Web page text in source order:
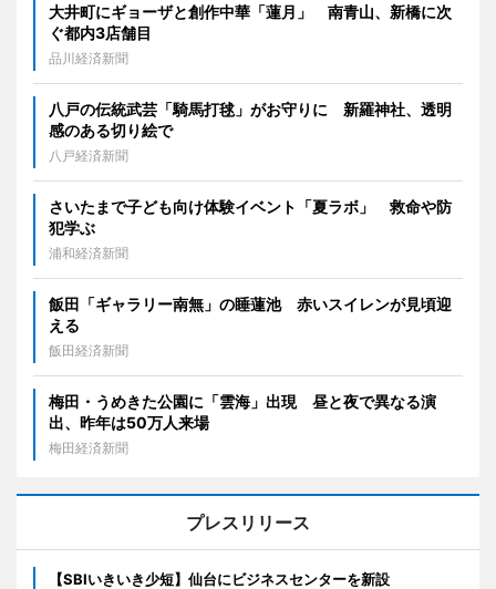
大井町にギョーザと創作中華「蓮月」 南青山、新橋に次
ぐ都内3店舗目
品川経済新聞
八戸の伝統武芸「騎馬打毬」がお守りに 新羅神社、透明
感のある切り絵で
八戸経済新聞
さいたまで子ども向け体験イベント「夏ラボ」 救命や防
犯学ぶ
浦和経済新聞
飯田「ギャラリー南無」の睡蓮池 赤いスイレンが見頃迎
える
飯田経済新聞
梅田・うめきた公園に「雲海」出現 昼と夜で異なる演
出、昨年は50万人来場
梅田経済新聞
プレスリリース
【SBIいきいき少短】仙台にビジネスセンターを新設